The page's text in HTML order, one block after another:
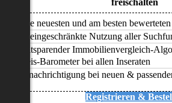
freischalten
Alle neuesten und am besten
Uneingeschränkte Nutzung aller
Zeitsparender Immobilienvergleich-
Preis-Barometer bei allen Inseraten
Benachrichtigung bei neuen &
Registrieren &